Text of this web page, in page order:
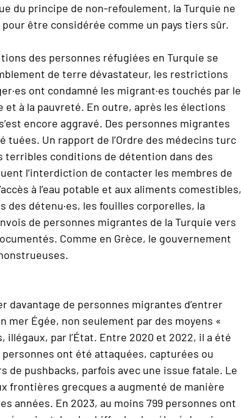
du principe de non-refoulement, la Turquie ne
être considérée comme un pays tiers sûr.
des personnes réfugiées en Turquie se
de terre dévastateur, les restrictions
ont condamné les migrant·es touchés par le
à la pauvreté. En outre, après les élections
encore aggravé. Des personnes migrantes
Un rapport de l’Ordre des médecins turc
terribles conditions de détention dans des
l’interdiction de contacter les membres de
à l’eau potable et aux aliments comestibles,
détenu·es, les fouilles corporelles, la
de personnes migrantes de la Turquie vers
Comme en Grèce, le gouvernement
davantage de personnes migrantes d’entrer
mer Égée, non seulement par des moyens «
illégaux, par l’État. Entre 2020 et 2022, il a été
ont été attaquées, capturées ou
de pushbacks, parfois avec une issue fatale. Le
frontières grecques a augmenté de manière
années. En 2023, au moins 799 personnes ont